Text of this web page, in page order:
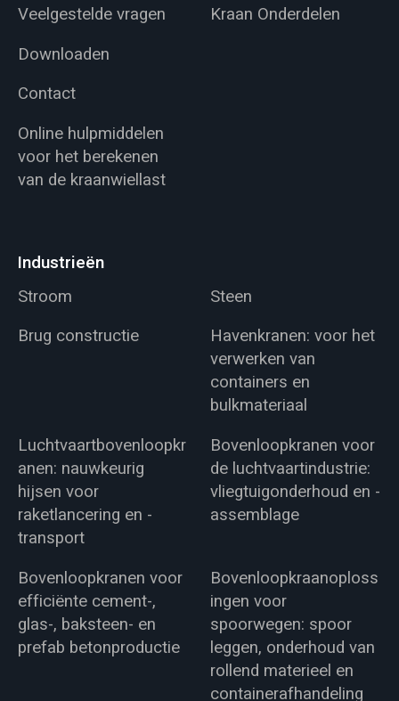
Veelgestelde vragen
Downloaden
Contact
Online hulpmiddelen
voor het berekenen
van de kraanwiellast
Kraan Onderdelen
Industrieën
Stroom
Steen
Brug constructie
Havenkranen: voor het
verwerken van
containers en
bulkmateriaal
Luchtvaartbovenloopkr
anen: nauwkeurig
hijsen voor
raketlancering en -
transport
Bovenloopkranen voor
de luchtvaartindustrie:
vliegtuigonderhoud en -
assemblage
Bovenloopkranen voor
efficiënte cement-,
glas-, baksteen- en
prefab betonproductie
Bovenloopkraanoploss
ingen voor
spoorwegen: spoor
leggen, onderhoud van
rollend materieel en
containerafhandeling